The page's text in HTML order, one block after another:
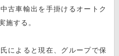
古車輸出を手掛けるオートク
施する。
によると現在、グループで保